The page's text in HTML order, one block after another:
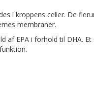
i kroppens celler. De
membraner.
af EPA i forhold til DHA.